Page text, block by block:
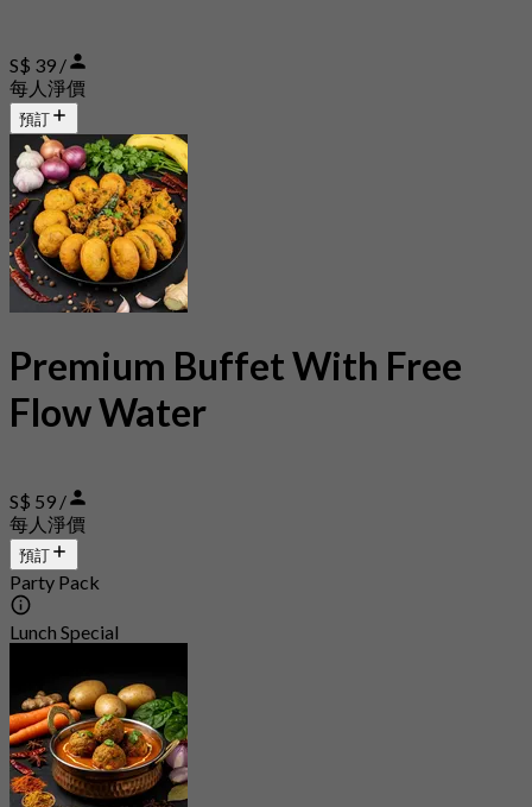
S$ 39 /
每人淨價
預訂
Premium Buffet With Free
Flow Water
S$ 59 /
每人淨價
預訂
Party Pack
Lunch Special